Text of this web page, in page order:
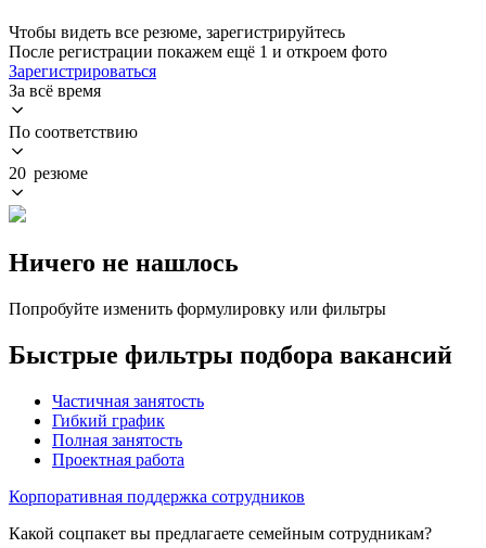
Чтобы видеть все резюме, зарегистрируйтесь
После регистрации покажем ещё 1 и откроем фото
Зарегистрироваться
За всё время
По соответствию
20 резюме
Ничего не нашлось
Попробуйте изменить формулировку или фильтры
Быстрые фильтры подбора вакансий
Частичная занятость
Гибкий график
Полная занятость
Проектная работа
Корпоративная поддержка сотрудников
Какой соцпакет вы предлагаете семейным сотрудникам?